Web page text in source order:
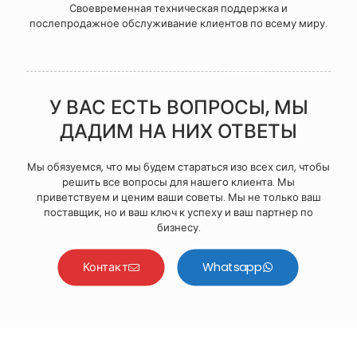
Своевременная техническая поддержка и
послепродажное обслуживание клиентов по всему миру.
У ВАС ЕСТЬ ВОПРОСЫ, МЫ
ДАДИМ НА НИХ ОТВЕТЫ
Мы обязуемся, что мы будем стараться изо всех сил, чтобы
решить все вопросы для нашего клиента. Мы
приветствуем и ценим ваши советы. Мы не только ваш
поставщик, но и ваш ключ к успеху и ваш партнер по
бизнесу.
Контакт Whatsapp